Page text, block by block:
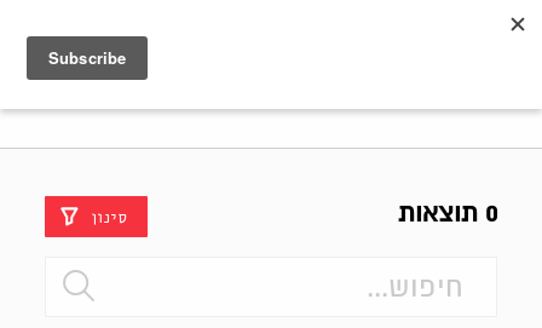
0 תוצאות סינון